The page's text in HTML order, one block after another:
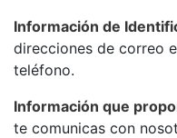
Información de
direcciones de correo
teléfono.
Información que
te comunicas con